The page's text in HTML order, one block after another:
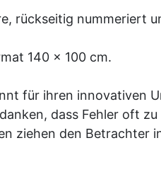
rückseitig nummeriert
140 x 100 cm.
für ihren innovativen
dass Fehler oft
ziehen den Betrachter